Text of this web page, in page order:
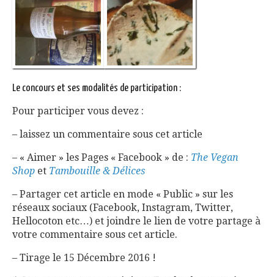
Le concours et ses modalités de participation :
Pour participer vous devez :
– laissez un commentaire sous cet article
– « Aimer » les Pages « Facebook » de : The Vegan
Shop et Tambouille & Délices
– Partager cet article en mode « Public » sur les
réseaux sociaux (Facebook, Instagram, Twitter,
Hellocoton etc…) et joindre le lien de votre partage à
votre commentaire sous cet article.
– Tirage le 15 Décembre 2016 !